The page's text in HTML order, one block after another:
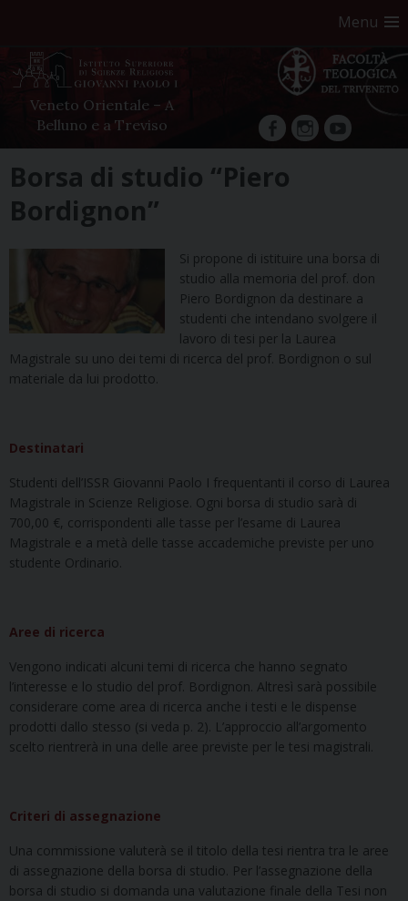
Menu
Veneto Orientale – A
Belluno e a Treviso
facebookInstagram
YouTube
content
Borsa di studio “Piero
Bordignon”
Si propone di istituire una borsa di
studio alla memoria del prof. don
Piero Bordignon da destinare a
studenti che intendano svolgere il
lavoro di tesi per la Laurea
Magistrale su uno dei temi di ricerca del prof. Bordignon o sul
materiale da lui prodotto.
Destinatari
Studenti dell’ISSR Giovanni Paolo I frequentanti il corso di Laurea
Magistrale in Scienze Religiose. Ogni borsa di studio sarà di
700,00 €, corrispondenti alle tasse per l’esame di Laurea
Magistrale e a metà delle tasse accademiche previste per uno
studente Ordinario.
Aree di ricerca
Vengono indicati alcuni temi di ricerca che hanno segnato
l’interesse e lo studio del prof. Bordignon. Altresì sarà possibile
considerare come area di ricerca anche i testi e le dispense
prodotti dallo stesso (si veda p. 2). L’approccio all’argomento
scelto rientrerà in una delle aree previste per le tesi magistrali.
Criteri di assegnazione
Una commissione valuterà se il titolo della tesi rientra tra le aree
di assegnazione della borsa di studio. Per l’assegnazione della
borsa di studio si domanda una valutazione finale della Tesi non